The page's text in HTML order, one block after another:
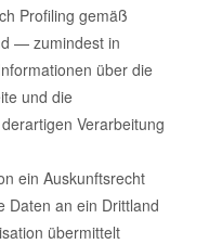
Profiling gemäß
— zumindest in
über die
und die
Verarbeitung
ein Auskunftsrecht
Daten an ein Drittland
übermittelt